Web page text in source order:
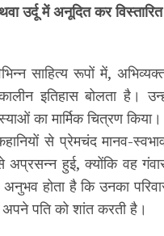
उर्दू में अनूदित कर
साहित्य रूपों में,
इतिहास बोलता है।
का मार्मिक चित्रण
से प्रेमचंद मानव-
अप्रसन्न हुई, क्योंकि वह
होता है कि उनका
पति को शांत करती है।